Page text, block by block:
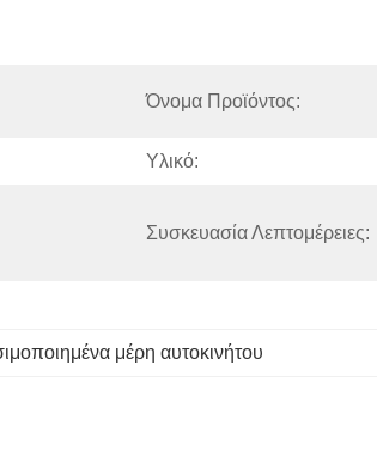
Όνομα Προϊόντος:
Υλικό:
Συσκευασία Λεπτομέρειες:
μέρη αυτοκινήτου